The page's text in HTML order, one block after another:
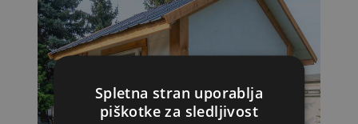
Spletna stran uporablja
piškotke za sledljivost